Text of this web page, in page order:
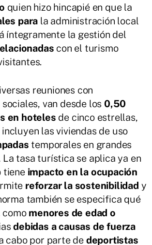
quien hizo hincapié en que la
para la administración local
íntegramente la gestión del
con el turismo
reuniones con
van desde los 0,50
en hoteles de cinco estrellas,
las viviendas de uso
temporales en grandes
tasa turística se aplica ya en
tiene impacto en la ocupación
reforzar la sostenibilidad y
también se especifica qué
como menores de edad o
debidas a causas de fuerza
cabo por parte de deportistas